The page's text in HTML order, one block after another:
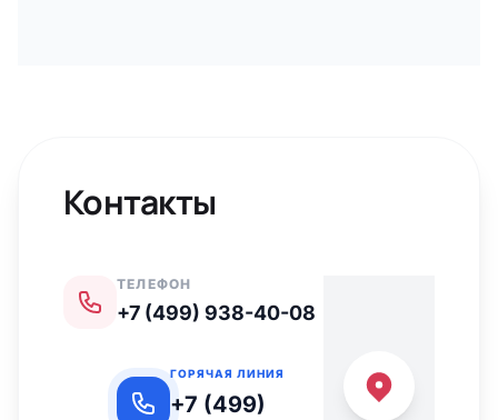
Контакты
ТЕЛЕФОН
+7 (499) 938-40-08
ГОРЯЧАЯ ЛИНИЯ
+7 (499)